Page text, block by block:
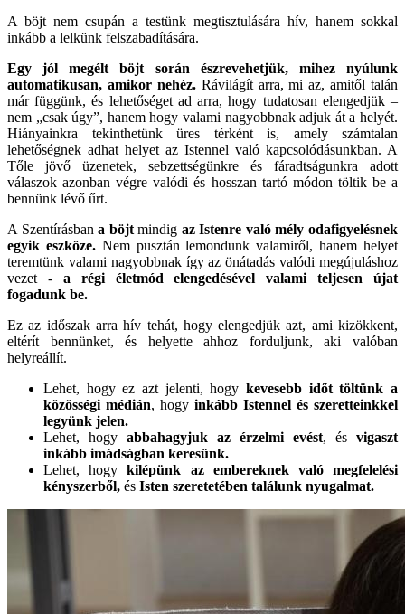
A böjt nem csupán a testünk megtisztulására hív, hanem sokkal
inkább a lelkünk felszabadítására.
Egy jól megélt böjt során észrevehetjük, mihez nyúlunk
automatikusan, amikor nehéz.Rávilágít arra, mi az, amitől talán
már függünk, és lehetőséget ad arra, hogy tudatosan elengedjük –
nem „csak úgy”, hanem hogy valami nagyobbnak adjuk át a helyét.
Hiányainkra tekinthetünk üres térként is, amely számtalan
lehetőségnek adhat helyet az Istennel való kapcsolódásunkban. A
Tőle jövő üzenetek, sebzettségünkre és fáradtságunkra adott
válaszok azonban végre valódi és hosszan tartó módon töltik be a
bennünk lévő űrt.
A Szentírásban a böjtmindig az Istenre való mély odafigyelésnek
egyik eszköze.Nem pusztán lemondunk valamiről, hanem helyet
teremtünk valami nagyobbnak így az önátadás valódi megújuláshoz
vezet - a régi életmód elengedésével valami teljesen újat
fogadunk be.
Ez az időszak arra hív tehát, hogy elengedjük azt, ami kizökkent,
eltérít bennünket, és helyette ahhoz forduljunk, aki valóban
helyreállít.
Lehet, hogy ez azt jelenti, hogy kevesebb időt töltünk a
közösségi médián, hogy inkább Istennel és szeretteinkkel
legyünk jelen.
Lehet, hogy abbahagyjuk az érzelmi evést, és vigaszt
inkább imádságban keresünk.
Lehet, hogykilépünk az embereknek való megfelelési
kényszerből, és Isten szeretetében találunk nyugalmat.